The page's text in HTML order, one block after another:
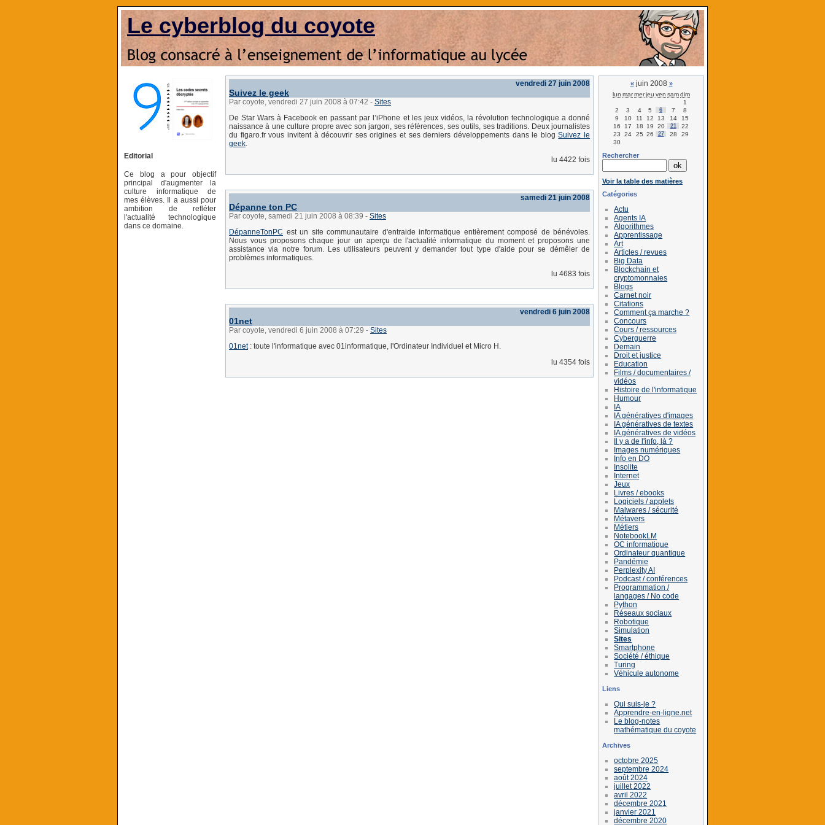
Le cyberblog du coyote
Editorial
Ce blog a pour objectif
principal d'augmenter la
culture informatique de
mes élèves. Il a aussi pour
ambition de refléter
l'actualité technologique
dans ce domaine.
vendredi 27 juin 2008
Suivez le geek
Par coyote, vendredi 27 juin 2008 à 07:42 - Sites
De Star Wars à Facebook en passant par l’iPhone et les jeux vidéos, la révolution technologique a donné
naissance à une culture propre avec son jargon, ses références, ses outils, ses traditions. Deux journalistes
du figaro.fr vous invitent à découvrir ses origines et ses derniers développements dans le blogSuivez le
geek.
lu 4422 fois
samedi 21 juin 2008
Dépanne ton PC
Par coyote, samedi 21 juin 2008 à 08:39 - Sites
DépanneTonPC est un site communautaire d'entraide informatique entièrement composé de bénévoles.
Nous vous proposons chaque jour un aperçu de l'actualité informatique du moment et proposons une
assistance via notre forum. Les utilisateurs peuvent y demander tout type d'aide pour se démêler de
problèmes informatiques.
lu 4683 fois
vendredi 6 juin 2008
01net
Par coyote, vendredi 6 juin 2008 à 07:29 - Sites
01net: toute l'informatique avec 01informatique, l'Ordinateur Individuel et Micro H.
lu 4354 fois
«juin 2008 »
lun marmerjeu ven samdim
1
2
3 4 5 6 7
8
9
10 11 12 13 14
15
16
17 18 19 20 21
22
23
24 25 26 27 28
29
30
Rechercher
Voir la table des matières
Catégories
Actu
Agents IA
Algorithmes
Apprentissage
Art
Articles / revues
Big Data
Blockchain et
cryptomonnaies
Blogs
Carnet noir
Citations
Comment ça marche ?
Concours
Cours / ressources
Cyberguerre
Demain
Droit et justice
Education
Films / documentaires /
vidéos
Histoire de l'informatique
Humour
IA
IA génératives d'images
IA génératives de textes
IA génératives de vidéos
Il y a de l'info, là ?
Images numériques
Info en DO
Insolite
Internet
Jeux
Livres / ebooks
Logiciels / applets
Malwares / sécurité
Métavers
Métiers
NotebookLM
OC informatique
Ordinateur quantique
Pandémie
Perplexity AI
Podcast / conférences
Programmation /
langages / No code
Python
Réseaux sociaux
Robotique
Simulation
Sites
Smartphone
Société / éthique
Turing
Véhicule autonome
Liens
Qui suis-je ?
Apprendre-en-ligne.net
Le blog-notes
mathématique du coyote
Archives
octobre 2025
septembre 2024
août 2024
juillet 2022
avril 2022
décembre 2021
janvier 2021
décembre 2020